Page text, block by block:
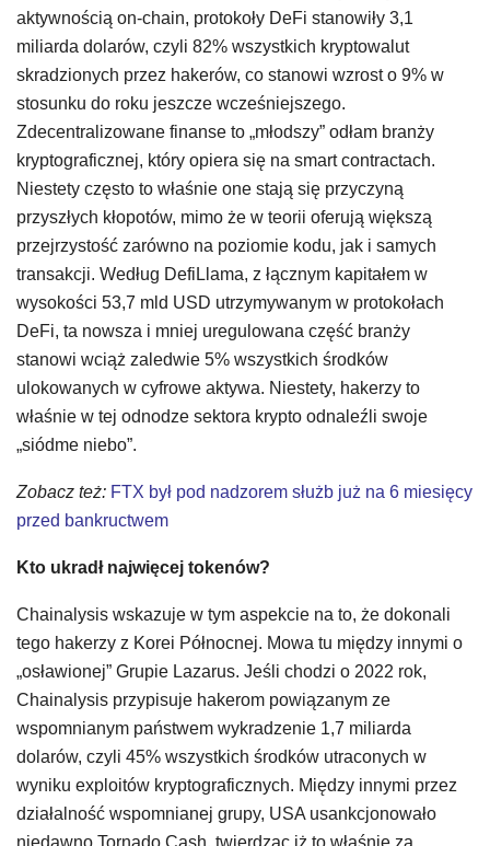
aktywnością on-chain, protokoły DeFi stanowiły 3,1
miliarda dolarów, czyli 82% wszystkich kryptowalut
skradzionych przez hakerów, co stanowi wzrost o 9% w
stosunku do roku jeszcze wcześniejszego.
Zdecentralizowane finanse to „młodszy” odłam branży
kryptograficznej, który opiera się na smart contractach.
Niestety często to właśnie one stają się przyczyną
przyszłych kłopotów, mimo że w teorii oferują większą
przejrzystość zarówno na poziomie kodu, jak i samych
transakcji. Według DefiLlama, z łącznym kapitałem w
wysokości 53,7 mld USD utrzymywanym w protokołach
DeFi, ta nowsza i mniej uregulowana część branży
stanowi wciąż zaledwie 5% wszystkich środków
ulokowanych w cyfrowe aktywa. Niestety, hakerzy to
właśnie w tej odnodze sektora krypto odnaleźli swoje
„siódme niebo”.
Zobacz też: FTX był pod nadzorem służb już na 6 miesięcy
przed bankructwem
Kto ukradł najwięcej tokenów?
Chainalysis wskazuje w tym aspekcie na to, że dokonali
tego hakerzy z Korei Północnej. Mowa tu między innymi o
„osławionej” Grupie Lazarus. Jeśli chodzi o 2022 rok,
Chainalysis przypisuje hakerom powiązanym ze
wspomnianym państwem wykradzenie 1,7 miliarda
dolarów, czyli 45% wszystkich środków utraconych w
wyniku exploitów kryptograficznych. Między innymi przez
działalność wspomnianej grupy, USA usankcjonowało
niedawno Tornado Cash, twierdząc iż to właśnie za